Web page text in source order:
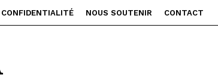
NOUS SOUTENIR CONTACT